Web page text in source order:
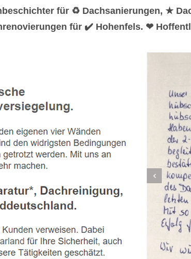
für ♻ Dachsanierungen, ★
für ✔️ Hohenfels. ❤